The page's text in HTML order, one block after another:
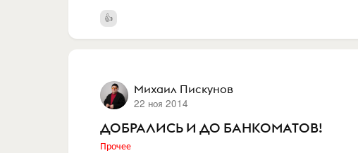
Михаил Пискунов
22 ноя 2014
ДОБРАЛИСЬ И ДО БАНКОМАТОВ!
Прочее